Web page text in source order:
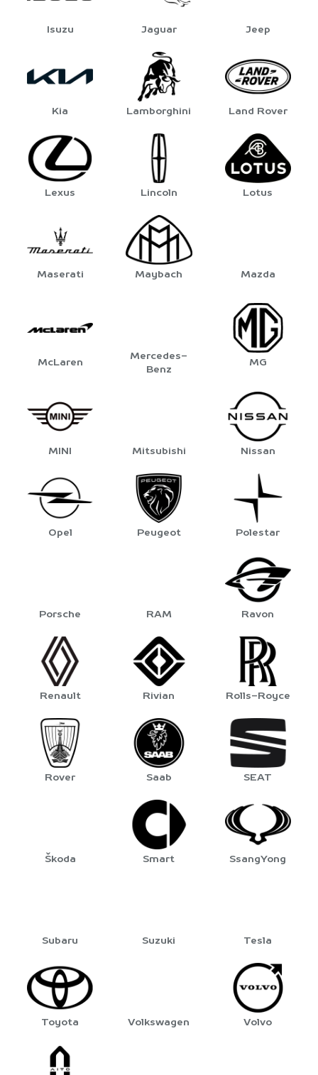
Isuzu Jaguar Jeep
Kia Lamborghini Land Rover
Lexus Lincoln Lotus
Maserati Maybach Mazda
McLaren
Mercedes-
Benz
MG
MINI Mitsubishi Nissan
Opel Peugeot Polestar
Porsche RAM Ravon
Renault Rivian Rolls-Royce
Rover Saab SEAT
Škoda Smart SsangYong
Subaru Suzuki Tesla
Toyota Volkswagen Volvo